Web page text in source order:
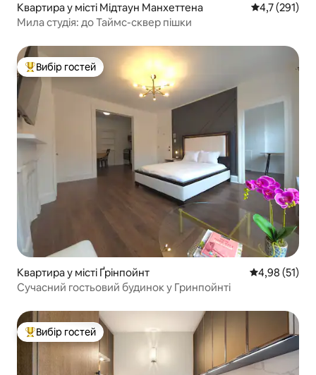
Квартира у місті Мідтаун Манхеттена Середня
4,7 (291)
Мила студія: до Таймс-сквер пішки
Топ вибір гостей
Вибір гостей
Квартира у місті Ґрінпойнт Середня
4,98 (51)
Сучасний гостьовий будинок у Гринпойнті
Топ вибір гостей
Вибір гостей